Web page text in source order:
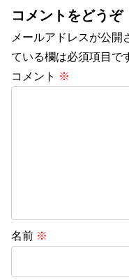
コメントをどうぞ
メールアドレスが公開
ている欄は必須項目で
コメント ※
名前 ※